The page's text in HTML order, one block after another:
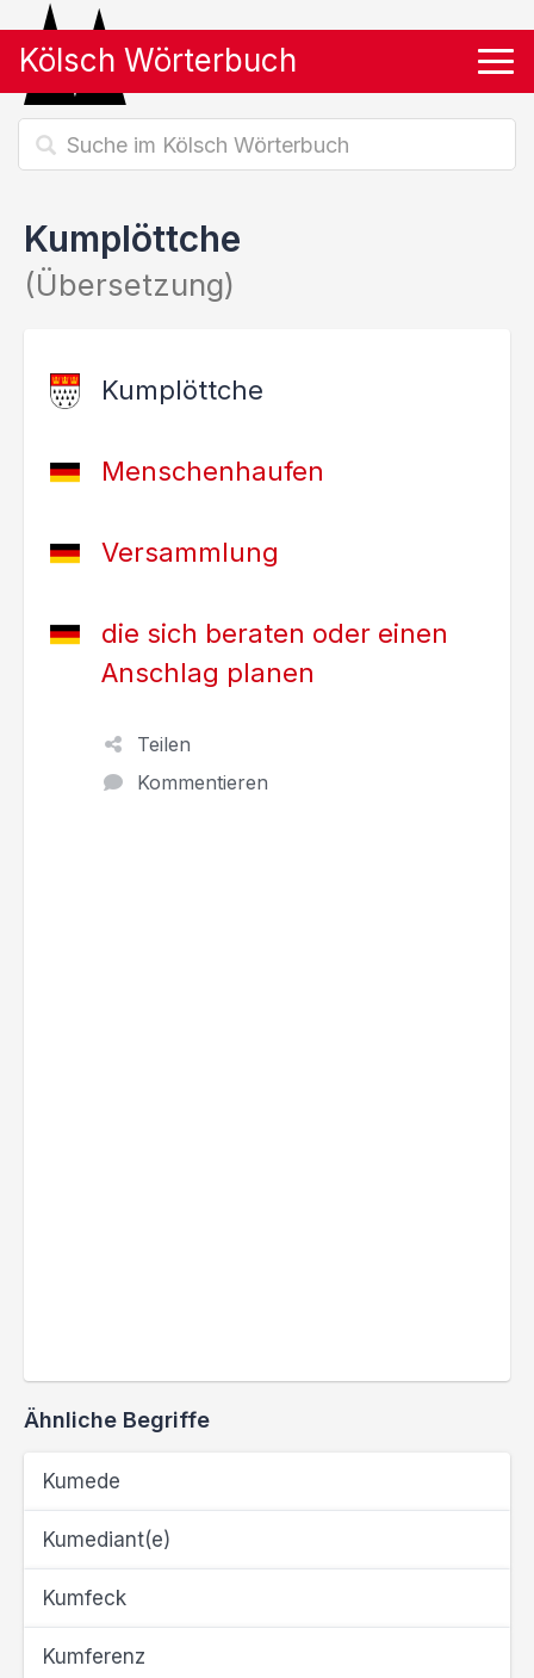
Kölsch Wörterbuch
Kumplöttche
(Übersetzung)
Kumplöttche
Menschenhaufen
Versammlung
die sich beraten oder einen
Anschlag planen
Teilen
Kommentieren
Ähnliche Begriffe
Kumede
Kumediant(e)
Kumfeck
Kumferenz